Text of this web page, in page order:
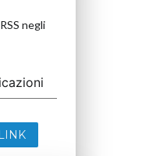
negli